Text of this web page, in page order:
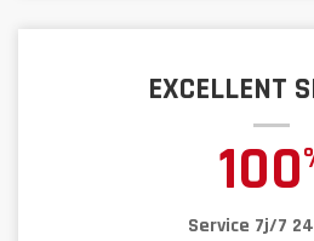
EXCELLENT
100
Service 7j/7